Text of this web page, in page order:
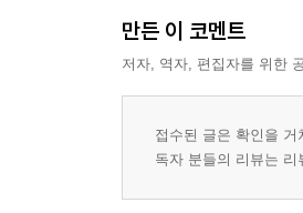
내 아이의 움직이는 캐
좋아하는 장르 선택하
만든 이 코멘트
저자, 역자, 편집자를 위한
접수된 글은 확인을 거
독자 분들의 리뷰는